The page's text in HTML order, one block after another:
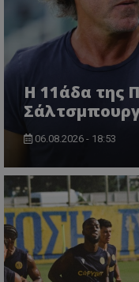
Η 11άδα της
06.08.2026 - 18:53